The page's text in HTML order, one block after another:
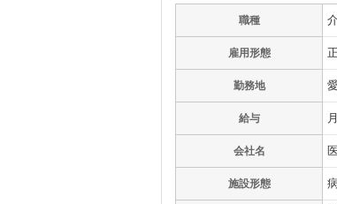
職種
雇用形態
勤務地
給与
会社名
施設形態